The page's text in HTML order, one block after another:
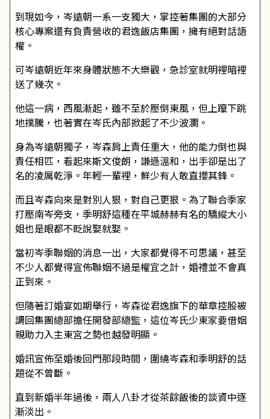
到現如今，岑遠朝一系一支獨大，掌控著集團的大部分
核心專案還有負責營收的君逸飯店集團，擁有絕對話語
權。
可岑遠朝近年來身體狀態不大樂觀，急診室就明裡暗裡
送了幾次。
他這一病，西風漸起，雖不至於壓倒東風，但上躥下跳
地撲騰，也著實在岑氏內部掀起了不少波瀾。
身為岑遠朝獨子，岑森肩上責任重大，他的能力倒也與
責任相匹，看起來斯文俊朗，謙遜溫和，出手卻是出了
名的凌厲乾淨。年輕一輩裡，鮮少有人敢直攖其鋒。
而且岑森向來是對別人狠，對自己更狠。為了聯合季家
打壓南岑旁支，季明舒這種在平城赫赫有名的驕縱大小
姐也是眼都不眨說娶就娶。
當初岑季聯姻的消息一出，大家都覺得不可思議，甚至
不少人都覺得宣佈聯姻不過是權宜之計，婚禮並不會真
正到來。
但隨著訂婚宴如期舉行，岑森從君逸旗下的華章控股被
調回集團總部擔任開發部總監，這位岑氏少東家要借姻
親助力入主東宮之勢也越發明顯。
婚訊宣佈至婚後回門那段時間，圍繞岑森和季明舒的話
題從不曾斷。
直到新婚半年過後，兩人八卦才從茶餘飯後的談資中逐
漸淡出。